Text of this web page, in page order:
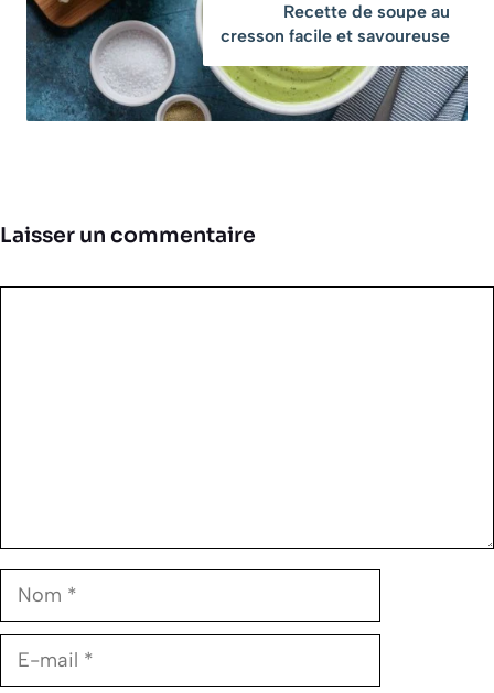
Recette de soupe au
cresson facile et savoureuse
Laisser un commentaire
Nom
E-